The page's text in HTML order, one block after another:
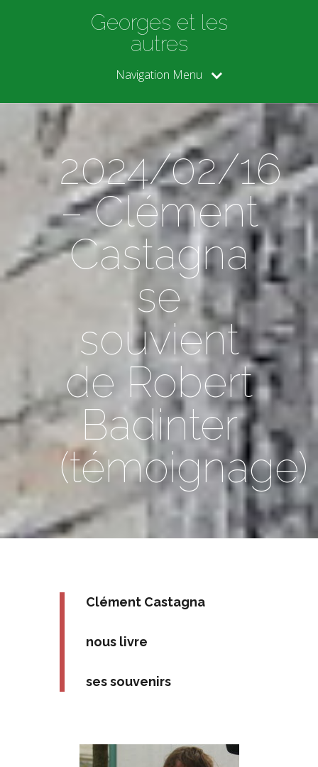
Georges et les
autres
Navigation Menu
2024/02/16
– Clément
Castagna
se
souvient
de Robert
Badinter
(témoignage)
Clément Castagna
nous livre
ses souvenirs